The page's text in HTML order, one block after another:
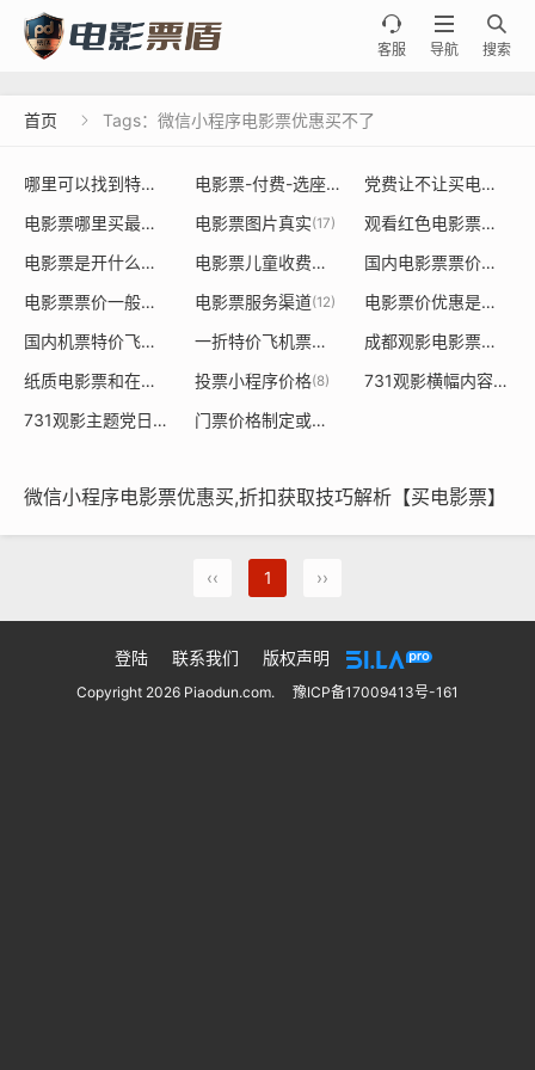

搜索

导航

客服
首页  Tags：微信小程序电影票优惠买不了
哪里可以找到特价电影票或者餐饮票的源头 (36)
电影票-付费-选座
(20) 党费让不让买电影票
电影票哪里买最便宜 (18)电影票图片真实(17)
观看红色电影票是否能用党建经费使用
电影票是开什么发票大类是什么
(15) 电影票儿童收费标准 (14)
国内电影票票价定价制定规则
电影票票价一般多少钱一张
(13)
电影票服务渠道(12)
电影票价优惠是由谁决定的依据
国内机票特价飞机票
一折特价飞机票价格表 (8) 成都观影电影票采购
纸质电影票和在线购买票价不一样 (8)
投票小程序价格(8)
731观影横幅内容标语是什么
731观影主题党日活动
(7) 门票价格制定或调整对经济
微信小程序电影票优惠买,折扣获取技巧解析【买电影票】
‹‹ 1 ››
登陆 联系我们 版权声明
Copyright 2026 Piaodun.com. 豫ICP备17009413号-161